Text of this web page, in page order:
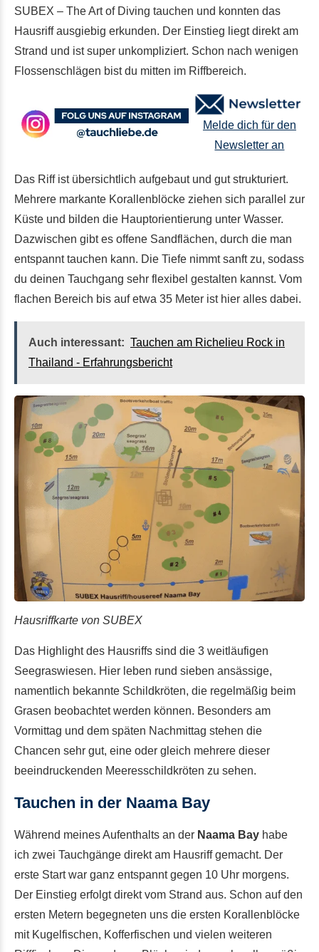
SUBEX – The Art of Diving tauchen und konnten das
Hausriff ausgiebig erkunden. Der Einstieg liegt direkt am
Strand und ist super unkompliziert. Schon nach wenigen
Flossenschlägen bist du mitten im Riffbereich.
Melde dich für den
Newsletter an
Das Riff ist übersichtlich aufgebaut und gut strukturiert.
Mehrere markante Korallenblöcke ziehen sich parallel zur
Küste und bilden die Hauptorientierung unter Wasser.
Dazwischen gibt es offene Sandflächen, durch die man
entspannt tauchen kann. Die Tiefe nimmt sanft zu, sodass
du deinen Tauchgang sehr flexibel gestalten kannst. Vom
flachen Bereich bis auf etwa 35 Meter ist hier alles dabei.
Auch interessant: Tauchen am Richelieu Rock in
Thailand - Erfahrungsbericht
Hausriffkarte von SUBEX
Das Highlight des Hausriffs sind die 3 weitläufigen
Seegraswiesen. Hier leben rund sieben ansässige,
namentlich bekannte Schildkröten, die regelmäßig beim
Grasen beobachtet werden können. Besonders am
Vormittag und dem späten Nachmittag stehen die
Chancen sehr gut, eine oder gleich mehrere dieser
beeindruckenden Meeresschildkröten zu sehen.
Tauchen in der Naama Bay
Während meines Aufenthalts an der Naama Bay habe
ich zwei Tauchgänge direkt am Hausriff gemacht. Der
erste Start war ganz entspannt gegen 10 Uhr morgens.
Der Einstieg erfolgt direkt vom Strand aus. Schon auf den
ersten Metern begegneten uns die ersten Korallenblöcke
mit Kugelfischen, Kofferfischen und vielen weiteren